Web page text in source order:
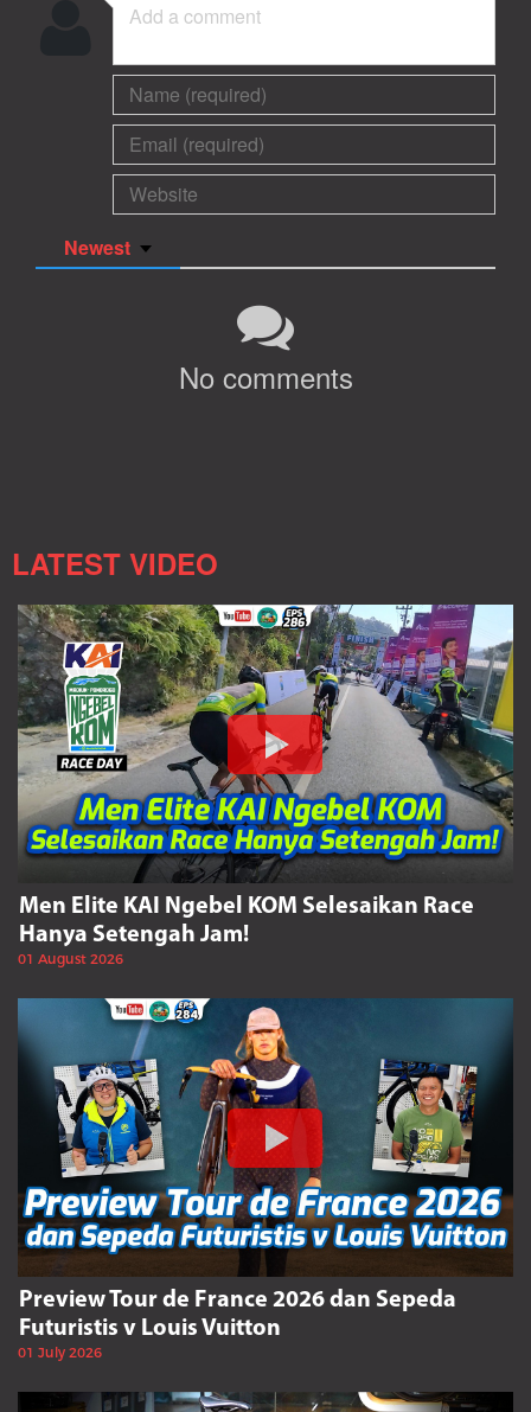
Newest
No comments
LATEST VIDEO
Men Elite KAI Ngebel KOM Selesaikan Race
Hanya Setengah Jam!
01 August 2026
Preview Tour de France 2026 dan Sepeda
Futuristis v Louis Vuitton
01 July 2026